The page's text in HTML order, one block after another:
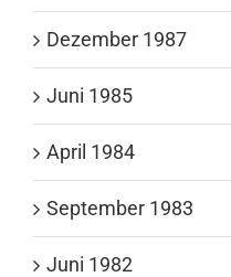
Dezember 1987
Juni 1985
April 1984
September 1983
Juni 1982